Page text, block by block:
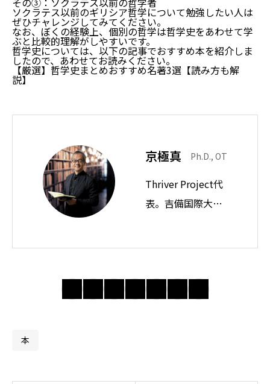
ソクラテス以前のギリシア哲学について勉強したい人は
ぜひチャレンジしてみてください。
なお、ぼくの経験上、個別の哲学は哲学史をあわせて学
ぶと比較的理解がしやすいです。
哲学史については、以下の記事でおすすめ本を紹介しま
したので、あわせてお読みください。
【厳選】哲学史まとめおすすめ名著3選【読み方も解
説】
京極真 Ph.D., OT
Thriver Project代
表。吉備国際大学
問い直し、分かり
合えない世界で人
本